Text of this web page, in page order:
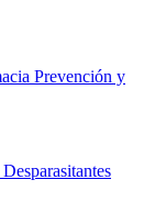
Prevención y
Desparasitantes